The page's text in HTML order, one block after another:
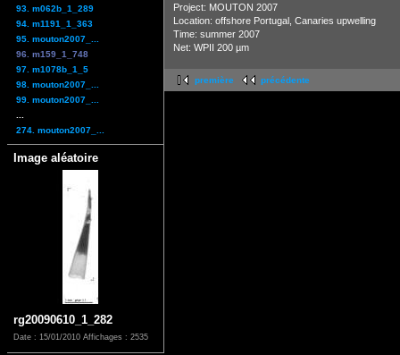
93. m062b_1_289
94. m1191_1_363
95. mouton2007_...
96. m159_1_748
97. m1078b_1_5
98. mouton2007_...
99. mouton2007_...
274. mouton2007_...
Image aléatoire
rg20090610_1_282
Date : 15/01/2010 Affichages : 2535
Project: MOUTON 2007
Location: offshore Portugal, Canaries upwelling
Time: summer 2007
Net: WPII 200 µm
première précédente